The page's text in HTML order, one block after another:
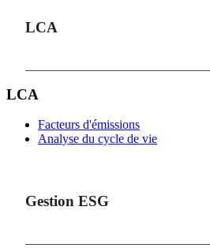
LCA
LCA
Facteurs d'émissions
Analyse du cycle de vie
Gestion ESG